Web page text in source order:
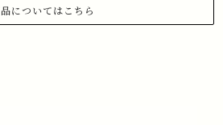
についてはこちら